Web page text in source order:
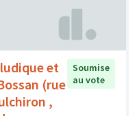
et
(rue
,
Soumise
au vote